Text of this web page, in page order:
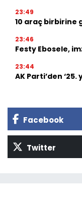
23:49
10 araç birbirine
23:46
Festy Ebosele,
23:44
AK Parti’den ‘25.
Facebook
Twitter